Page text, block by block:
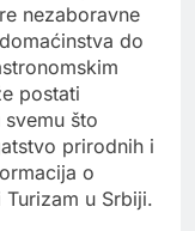
nezaboravne
do
postati
što
prirodnih i
o
u Srbiji.